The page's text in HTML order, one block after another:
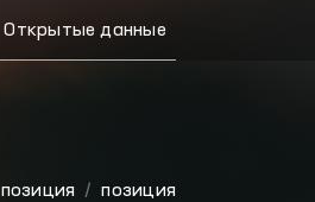
Открытые данные
позиция позиция